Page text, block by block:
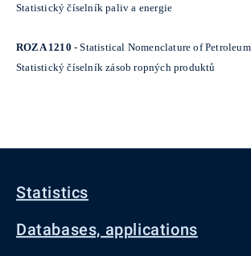
Statistický číselník paliv a energie
ROZA 1210 - Statistical Nomenclature of
Statistický číselník zásob ropných produktů
Statistics
Databases, applications